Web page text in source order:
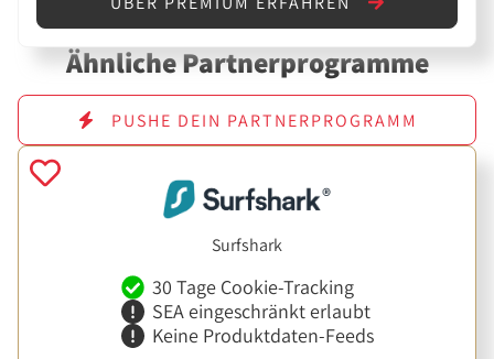
Ähnliche Partnerprogramme
PUSHE DEIN PARTNERPROGRAMM
Surfshark
30 Tage Cookie-Tracking
SEA eingeschränkt erlaubt
Keine Produktdaten-Feeds